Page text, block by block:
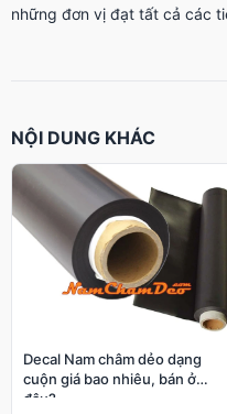
những đơn vị đạt tất cả các
NỘI DUNG KHÁC
Decal Nam châm dẻo dạng
cuộn giá bao nhiêu, bán ở
đâu?